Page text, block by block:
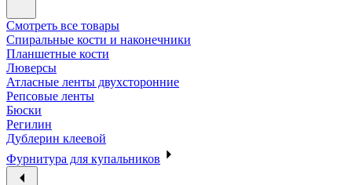
Смотреть все товары
Спиральные кости и наконечники
Планшетные кости
Люверсы
Атласные ленты двухсторонние
Репсовые ленты
Бюски
Регилин
Дублерин клеевой
Фурнитура для купальников